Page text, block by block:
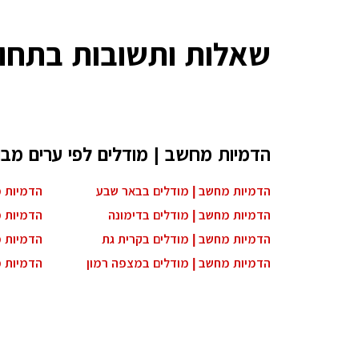
שאלות ותשובות
הדמיות מחשב | מודלים לפי ערים
הדמיות מחשב | מודלים בבאר שבע
הדמיות מחשב | מודלים בדימונה
הדמיות
הדמיות מחשב | מודלים בקרית גת
הדמיות מחשב | מודלים במצפה רמון
הדמיות